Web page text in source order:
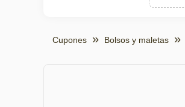
Cupones Bolsos y maletas